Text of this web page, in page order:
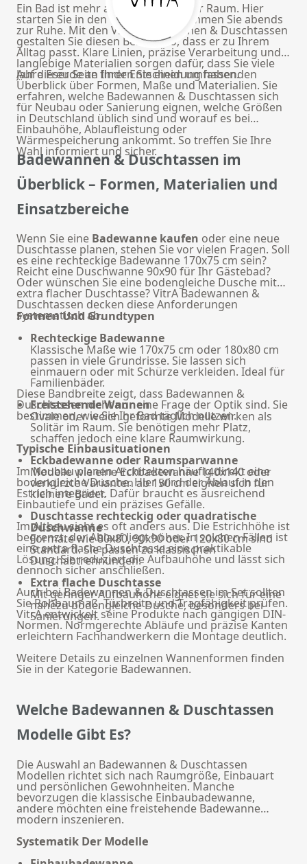
Ein Bad ist mehr als ein funktionaler Raum. Hier
starten Sie in den Tag und hier kommen Sie abends
zur Ruhe. Mit den VitrA Badewannen & Duschtassen
gestalten Sie diesen Bereich so, dass er zu Ihrem
Alltag passt. Klare Linien, präzise Verarbeitung und
langlebige Materialien sorgen dafür, dass Sie viele
Jahre Freude an Ihrer Entscheidung haben.
Auf dieser Seite finden Sie einen umfassenden
Überblick über Formen, Maße und Materialien. Sie
erfahren, welche Badewannen & Duschtassen sich
für Neubau oder Sanierung eignen, welche Größen
in Deutschland üblich sind und worauf es bei
Einbauhöhe, Ablaufleistung oder
Wärmespeicherung ankommt. So treffen Sie Ihre
Wahl informiert und sicher.
Badewannen & Duschtassen im
Überblick – Formen, Materialien und
Einsatzbereiche
Wenn Sie eine Badewanne kaufen oder eine neue
Duschtasse planen, stehen Sie vor vielen Fragen. Soll
es eine rechteckige Badewanne 170x75 cm sein?
Reicht eine Duschwanne 90x90 für Ihr Gästebad?
Oder wünschen Sie eine bodengleiche Dusche mit
extra flacher Duschtasse? VitrA Badewannen &
Duschtassen decken diese Anforderungen
systematisch ab.
Formen Und Grundtypen
Rechteckige Badewanne
Klassische Maße wie 170x75 cm oder 180x80 cm
passen in viele Grundrisse. Sie lassen sich
einmauern oder mit Schürze verkleiden. Ideal für
Familienbäder.
Freistehende Wannen
Ovale oder weich geformte Modelle wirken als
Solitär im Raum. Sie benötigen mehr Platz,
schaffen jedoch eine klare Raumwirkung.
Eckbadewanne oder Raumsparwanne
Modelle wie eine Eckbadewanne 140x140 oder
verkürzte Varianten ab 150 cm eignen sich für
kleinere Bäder.
Duschtasse rechteckig oder quadratische
Duschwanne
Formate wie 80x80, 90x90 oder 120x80 cm sind
Standard. Sie passen zu klassischen
Duschabtrennungen.
Extra flache Duschtasse
Mit geringer Aufbauhöhe eignet sie sich für eine
nahezu bodengleiche Dusche, besonders bei
Sanierungen.
Diese Bandbreite zeigt, dass Badewannen &
Duschtassen nicht nur eine Frage der Optik sind. Sie
bestimmen, wie Sie Ihr Bad täglich nutzen.
Typische Einbausituationen
Im Neubau planen Architekten häufig direkt eine
bodengleiche Dusche. Hier wird der Ablauf in den
Estrich integriert. Dafür braucht es ausreichend
Einbautiefe und ein präzises Gefälle.
Im Altbau sieht es oft anders aus. Die Estrichhöhe ist
begrenzt, der Ablauf liegt höher. In solchen Fällen ist
eine extra flache Duschtasse eine praktikable
Lösung. Sie reduziert die Aufbauhöhe und lässt sich
dennoch sicher anschließen.
Auch bei Badewannen & Duschtassen im Set sollten
Sie Rohbaumaß, Türbreite und Tragfähigkeit prüfen.
VitrA entwickelt seine Produkte nach gängigen DIN-
Normen. Normgerechte Abläufe und präzise Kanten
erleichtern Fachhandwerkern die Montage deutlich.
Weitere Details zu einzelnen Wannenformen finden
Sie in der Kategorie Badewannen.
Welche Badewannen & Duschtassen
Modelle Gibt Es?
Die Auswahl an Badewannen & Duschtassen
Modellen richtet sich nach Raumgröße, Einbauart
und persönlichen Gewohnheiten. Manche
bevorzugen die klassische Einbaubadewanne,
andere möchten eine freistehende Badewanne
modern inszenieren.
Systematik Der Modelle